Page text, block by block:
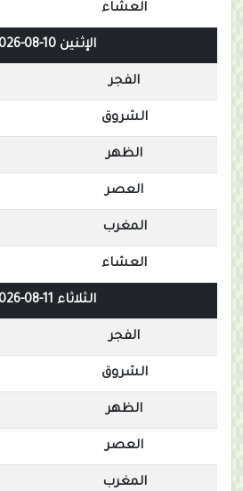
العشاء
الإثنين 10-08-2026
الفجر
الشروق
الظهر
العصر
المغرب
العشاء
الثلاثاء 11-08-2026
الفجر
الشروق
الظهر
العصر
المغرب